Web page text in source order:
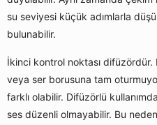
su seviyesi küçük adımlarla
bulunabilir.
İkinci kontrol noktası difüzördür.
veya ser borusuna tam
farklı olabilir. Difüzörlü
ses düzenli olmayabilir. Bu